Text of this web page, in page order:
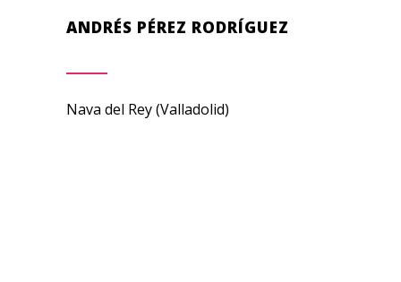
ANDRÉS PÉREZ RODRÍGUEZ
Nava del Rey (Valladolid)